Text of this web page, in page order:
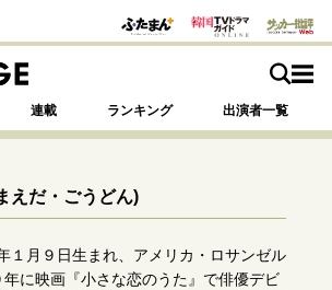
連載 ランキング 出演者一覧
テーマで探す
えだ・ごうどん)
１月９日生まれ、アメリカ・ロサンゼル
年に映画『小さな恋のうた』で俳優デビ